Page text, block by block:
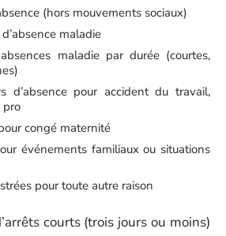
(hors mouvements sociaux)
maladie
maladie par durée (courtes,
d’absence pour accident du travail,
pro
congé maternité
événements familiaux ou situations
pour toute autre raison
courts (trois jours ou moins)